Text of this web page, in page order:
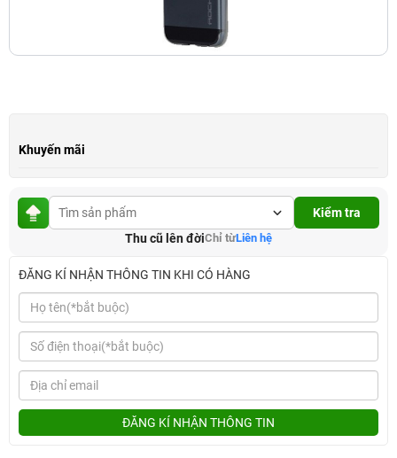
Khuyến mãi
Kiểm tra
Thu cũ lên đờiChỉ từLiên hệ
ĐĂNG KÍ NHẬN THÔNG TIN KHI CÓ HÀNG
ĐĂNG KÍ NHẬN THÔNG TIN